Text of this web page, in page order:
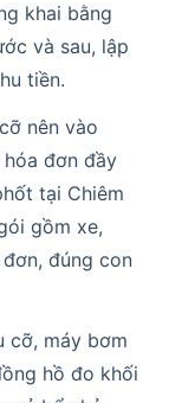
khai bằng
và sau, lập
tiền.
nên vào
đơn đầy
tại Chiêm
gồm xe,
đúng con
cỡ, máy bơm
hồ đo khối